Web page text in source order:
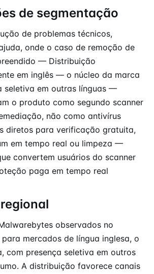
de segmentação
de problemas técnicos,
onde o caso de remoção de
— Distribuição
em inglês — o núcleo da marca
seletiva em outras línguas —
o produto como segundo scanner
não como antivírus
diretos para verificação gratuita,
em tempo real ou limpeza —
convertem usuários do scanner
paga em tempo real
observados no
mercados de língua inglesa, o
com presença seletiva em outros
A distribuição favorece canais